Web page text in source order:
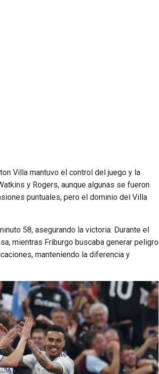
Villa mantuvo el control del juego y la
y Rogers, aunque algunas se fueron
puntuales, pero el dominio del Villa
58, asegurando la victoria. Durante el
mientras Friburgo buscaba generar peligro
manteniendo la diferencia y